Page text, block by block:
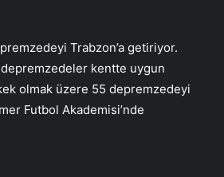
Trabzon’a getiriyor.
depremzedeler kentte uygun
olmak üzere 55 depremzedeyi
Futbol Akademisi’nde